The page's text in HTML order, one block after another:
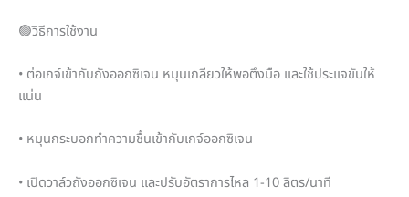
🟢วิธีการใช้งาน
• ต่อเกจ์เข้ากับถังออกซิเจน หมุนเกลียวให้พอตึงมือ และใช้ประแจขันให้
แน่น
• หมุนกระบอกทำความชื้นเข้ากับเกจ์ออกซิเจน
• เปิดวาล์วถังออกซิเจน และปรับอัตราการไหล 1-10 ลิตร/นาที